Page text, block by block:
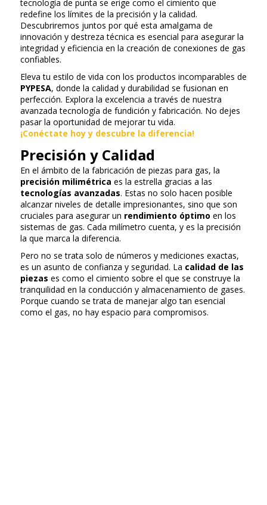
tecnología de punta se erige como el cimiento que
redefine los límites de la precisión y la calidad.
Descubriremos juntos por qué esta amalgama de
innovación y destreza técnica es esencial para asegurar la
integridad y eficiencia en la creación de conexiones de gas
confiables.
Eleva tu estilo de vida con los productos incomparables de
PYPESA, donde la calidad y durabilidad se fusionan en
perfección. Explora la excelencia a través de nuestra
avanzada tecnología de fundición y fabricación. No dejes
pasar la oportunidad de mejorar tu vida.
¡Conéctate hoy y descubre la diferencia!
Precisión y Calidad
En el ámbito de la fabricación de piezas para gas, la
precisión milimétrica es la estrella gracias a las
tecnologías avanzadas. Estas no solo hacen posible
alcanzar niveles de detalle impresionantes, sino que son
cruciales para asegurar un rendimiento óptimo en los
sistemas de gas. Cada milímetro cuenta, y es la precisión
la que marca la diferencia.
Pero no se trata solo de números y mediciones exactas,
es un asunto de confianza y seguridad. La calidad de las
piezas es como el cimiento sobre el que se construye la
tranquilidad en la conducción y almacenamiento de gases.
Porque cuando se trata de manejar algo tan esencial
como el gas, no hay espacio para compromisos.